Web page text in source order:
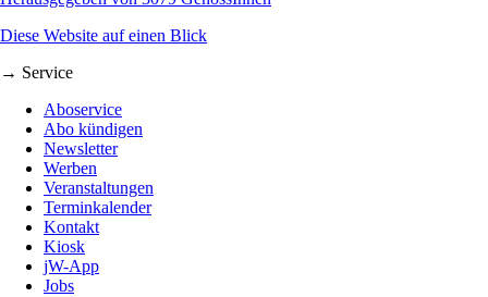
Diese Website auf einen Blick
→ Service
Aboservice
Abo kündigen
Newsletter
Werben
Veranstaltungen
Terminkalender
Kontakt
Kiosk
jW-App
Jobs